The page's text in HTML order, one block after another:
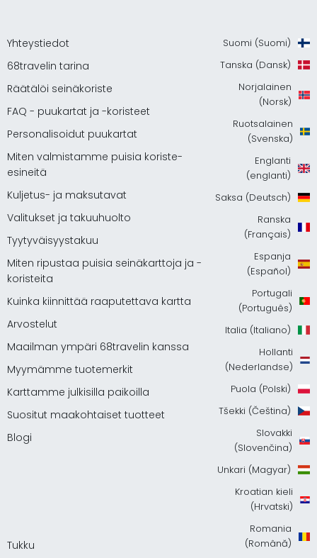
Yhteystiedot
68travelin tarina
Räätälöi seinäkoriste
FAQ - puukartat ja -koristeet
Personalisoidut puukartat
Miten valmistamme puisia koriste-
esineitä
Kuljetus- ja maksutavat
Valitukset ja takuuhuolto
Tyytyväisyystakuu
Miten ripustaa puisia seinäkarttoja ja -
koristeita
Kuinka kiinnittää raaputettava kartta
Arvostelut
Maailman ympäri 68travelin kanssa
Myymämme tuotemerkit
Karttamme julkisilla paikoilla
Suositut maakohtaiset tuotteet
Blogi
Tukku
Suomi (Suomi)
Tanska (Dansk)
Norjalainen
(Norsk)
Ruotsalainen
(Svenska)
Englanti
(englanti)
Saksa (Deutsch)
Ranska
(Français)
Espanja
(Español)
Portugali
(Português)
Italia (Italiano)
Hollanti
(Nederlandse)
Puola (Polski)
Tšekki (Čeština)
Slovakki
(Slovenčina)
Unkari (Magyar)
Kroatian kieli
(Hrvatski)
Romania
(Română)